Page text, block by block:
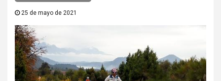
25 de mayo de 2021